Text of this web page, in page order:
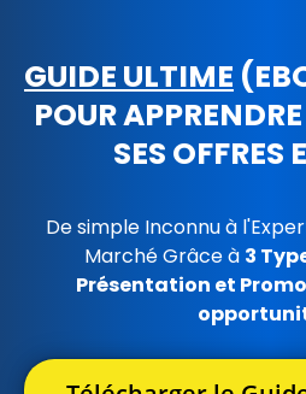
GUIDE ULTIME
POUR
SES OFFRES
De simple Inconnu à
Marché Grâce à 3
Présentation et